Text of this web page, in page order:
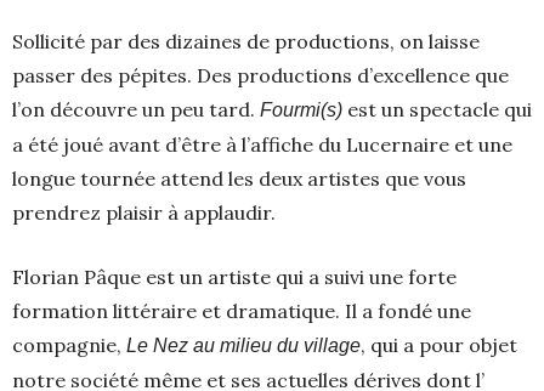
Sollicité par des dizaines de productions, on laisse
passer des pépites. Des productions d’excellence que
l’on découvre un peu tard. Fourmi(s) est un spectacle qui
a été joué avant d’être à l’affiche du Lucernaire et une
longue tournée attend les deux artistes que vous
prendrez plaisir à applaudir.
Florian Pâque est un artiste qui a suivi une forte
formation littéraire et dramatique. Il a fondé une
compagnie, Le Nez au milieu du village, qui a pour objet
notre société même et ses actuelles dérives dont l’